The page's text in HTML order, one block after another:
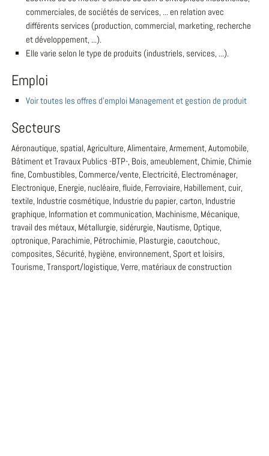
commerciales, de sociétés de services, ... en relation avec
différents services (production, commercial, marketing, recherche
et développement, ...).
Elle varie selon le type de produits (industriels, services, ...).
Emploi
Voir toutes les offres d'emploi Management et gestion de produit
Secteurs
Aéronautique, spatial, Agriculture, Alimentaire, Armement, Automobile,
Bâtiment et Travaux Publics -BTP-, Bois, ameublement, Chimie, Chimie
fine, Combustibles, Commerce/vente, Electricité, Electroménager,
Electronique, Energie, nucléaire, fluide, Ferroviaire, Habillement, cuir,
textile, Industrie cosmétique, Industrie du papier, carton, Industrie
graphique, Information et communication, Machinisme, Mécanique,
travail des métaux, Métallurgie, sidérurgie, Nautisme, Optique,
optronique, Parachimie, Pétrochimie, Plasturgie, caoutchouc,
composites, Sécurité, hygiène, environnement, Sport et loisirs,
Tourisme, Transport/logistique, Verre, matériaux de construction